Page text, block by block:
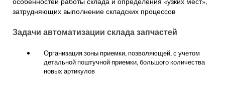
затрудняющих выполнение складских процессов
Задачи автоматизации склада запчастей
Организация зоны приемки, позволяющей, с учетом
детальной поштучной приемки, большого количества
новых артикулов